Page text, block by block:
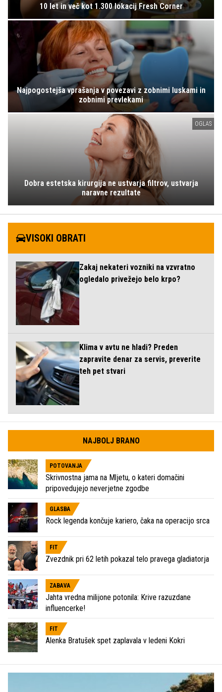
10 let in več kot 1.300 lokacij Fresh Corner
Najpogostejša vprašanja v povezavi z zobnimi luskami in
zobnimi prevlekami
OGLAS
Dobra estetska kirurgija ne ustvarja filtrov, ustvarja
naravne rezultate
VISOKI OBRATI
Zakaj nekateri vozniki na vzvratno
ogledalo privežejo belo krpo?
Klima v avtu ne hladi? Preden
zapravite denar za servis, preverite
teh pet stvari
NAJBOLJ BRANO
POTOVANJA
Skrivnostna jama na Mljetu, o kateri domačini
pripovedujejo neverjetne zgodbe
GLASBA
Rock legenda končuje kariero, čaka na operacijo srca
FIT
Zvezdnik pri 62 letih pokazal telo pravega gladiatorja
ZABAVA
Jahta vredna milijone potonila: Krive razuzdane
influencerke!
FIT
Alenka Bratušek spet zaplavala v ledeni Kokri